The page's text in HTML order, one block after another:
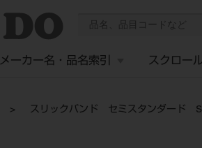
メーカー名・品名索引 スクロー
スリックバンド セミスタンダード